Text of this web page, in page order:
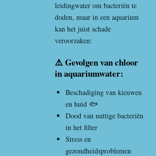
leidingwater om bacteriën te
doden, maar in een aquarium
kan het juist schade
veroorzaken:
⚠️ Gevolgen van chloor
in aquariumwater:
Beschadiging van kieuwen
en huid 🐟
Dood van nuttige bacteriën
in het filter
Stress en
gezondheidsproblemen